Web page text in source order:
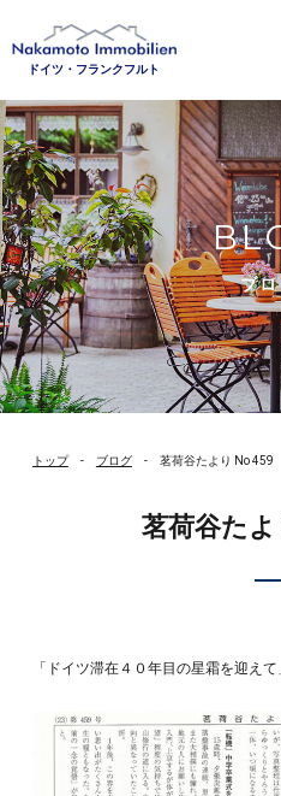
ドイツ・フランクフルト
ブ
トップ ブログ 茗荷谷たより No 459
茗荷谷た
「ドイツ滞在４０年目の星霜を迎え